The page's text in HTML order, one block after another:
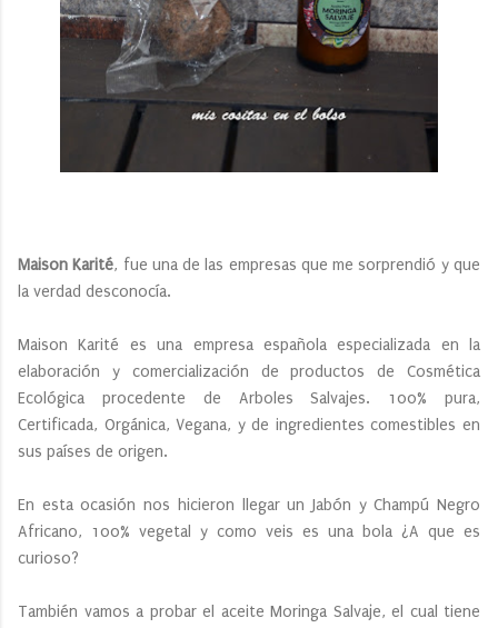
Maison Karité, fue una de las empresas que me sorprendió y que
la verdad desconocía.
Maison Karité es una empresa española especializada en la
elaboración y comercialización de productos de Cosmética
Ecológica procedente de Arboles Salvajes. 100% pura,
Certificada, Orgánica, Vegana, y de ingredientes comestibles en
sus países de origen.
En esta ocasión nos hicieron llegar un Jabón y Champú Negro
Africano, 100% vegetal y como veis es una bola ¿A que es
curioso?
También vamos a probar el aceite Moringa Salvaje, el cual tiene